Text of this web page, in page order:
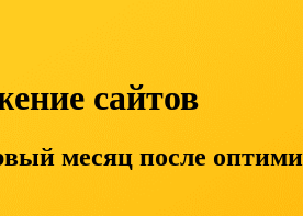
сайтов
месяц после